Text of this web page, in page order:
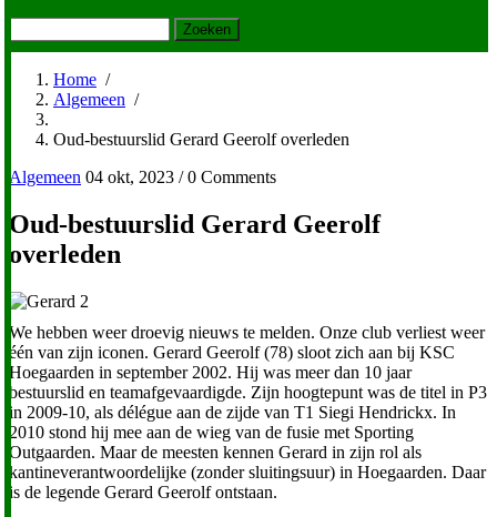
Kruimelpad
Home /
Algemeen /
Oud-bestuurslid Gerard Geerolf overleden
Algemeen 04 okt, 2023 /0 Comments
Oud-bestuurslid Gerard Geerolf
overleden
We hebben weer droevig nieuws te melden. Onze club verliest weer
één van zijn iconen. Gerard Geerolf (78) sloot zich aan bij KSC
Hoegaarden in september 2002. Hij was meer dan 10 jaar
bestuurslid en teamafgevaardigde. Zijn hoogtepunt was de titel in P3
in 2009-10, als délégue aan de zijde van T1 Siegi Hendrickx. In
2010 stond hij mee aan de wieg van de fusie met Sporting
Outgaarden. Maar de meesten kennen Gerard in zijn rol als
kantineverantwoordelijke (zonder sluitingsuur) in Hoegaarden. Daar
is de legende Gerard Geerolf ontstaan.